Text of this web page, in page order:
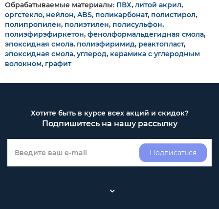
Обрабатываемые материалы: ПВХ, литой акрил,
оргстекло, нейлон, ABS, поликарбонат, полистирол,
полипропилен, полиэтилен, полисульфон,
полиэфирэфиркетон, фенолформальдегидная смола,
эпоксидная смола, полиэфиримид, реактопласт,
эпоксидная смола, углерод, керамика с углеродным
волокном, графит
Хотите быть в курсе всех акций и скидок?
Подпишитесь на нашу рассылку
Подписаться